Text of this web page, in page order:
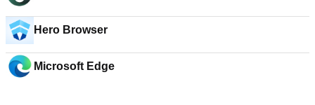
Hero Browser
Microsoft Edge